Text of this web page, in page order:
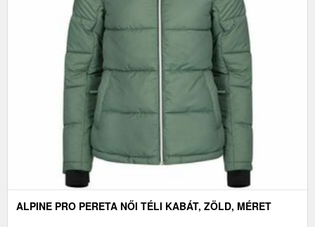
ALPINE PRO PERETA NŐI TÉLI KABÁT, ZÖLD, MÉRET